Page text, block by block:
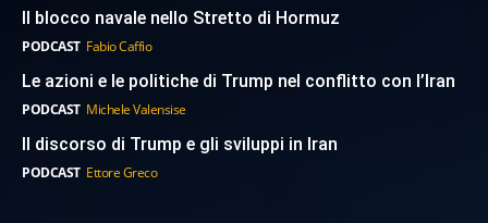
Il blocco navale nello Stretto di Hormuz
PODCAST Fabio Caffio
Le azioni e le politiche di Trump nel conflitto con l’Iran
PODCAST Michele Valensise
Il discorso di Trump e gli sviluppi in Iran
PODCAST Ettore Greco